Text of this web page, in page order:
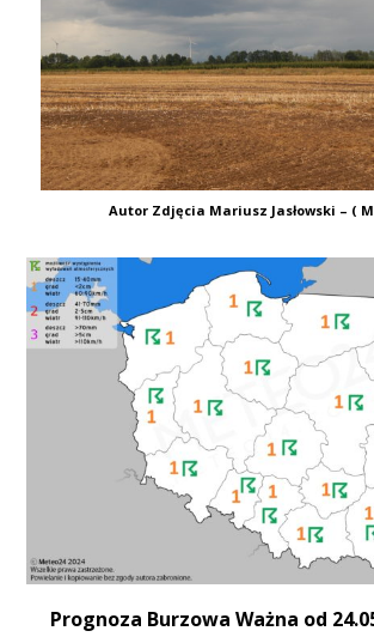
Autor Zdjęcia Mariusz Jasłowski – (
Prognoza Burzowa Ważna od